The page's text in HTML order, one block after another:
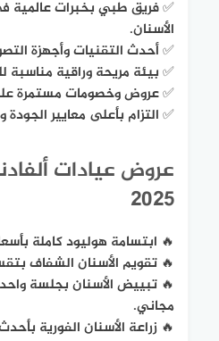
✅ فريق طبي بخبرات
الأسنان.
✅ أحدث التقنيات وأجهزة
✅ بيئة مريحة وراقية مناسبة
✅ عروض وخصومات مستمرة
✅ التزام بأعلى معايير الجودة
عروض عيادات
2025
🔥 ابتسامة هوليود كاملة
🔥 تقويم الأسنان الشفاف
🔥 تبييض الأسنان بجلسة
مجاني.
🔥 زراعة الأسنان الفورية